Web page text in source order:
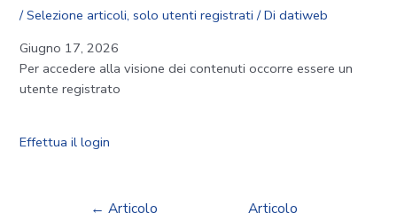
/Selezione articoli,solo utenti registrati / Didatiweb
Giugno 17, 2026
Per accedere alla visione dei contenuti occorre essere un
utente registrato
Effettua il login
← Articolo
Articolo